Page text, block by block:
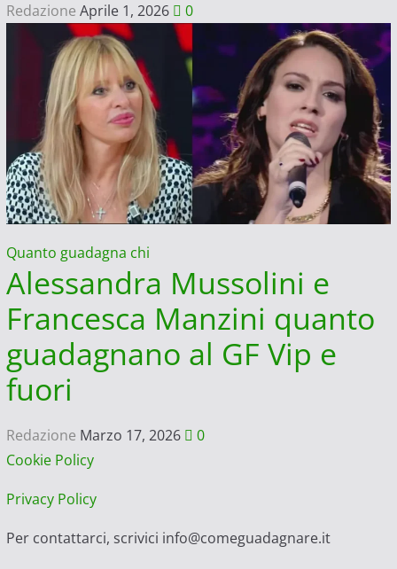
Redazione Aprile 1, 2026 0
Quanto guadagna chi
Alessandra Mussolini e
Francesca Manzini quanto
guadagnano al GF Vip e
fuori
Redazione Marzo 17, 2026
0
Cookie Policy
Privacy Policy
Per contattarci, scrivici info@comeguadagnare.it